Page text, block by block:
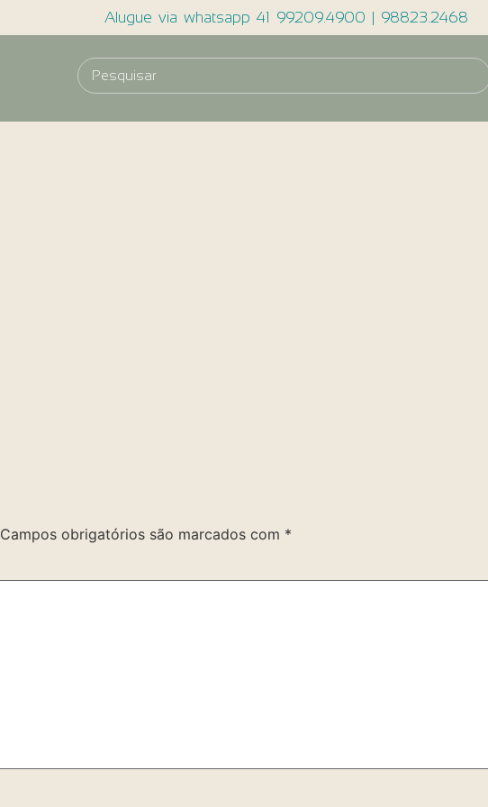
Alugue via whatsapp 41 99209.4900 | 98823.2468
Campos obrigatórios são marcados com *